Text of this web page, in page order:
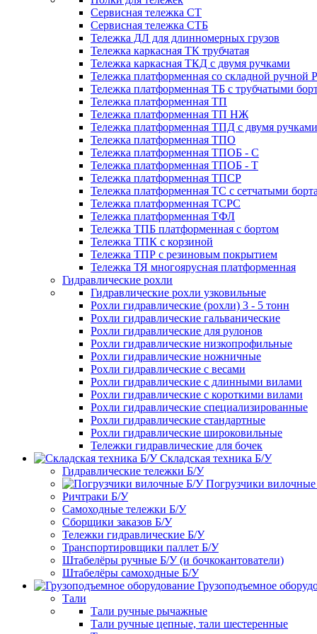
Сервисная тележка СТ
Сервисная тележка СТБ
Тележка ДЛ для длинномерных грузов
Тележка каркасная ТК трубчатая
Тележка каркасная ТКД с двумя ручками
Тележка платформенная со складной ручной
Тележка платформенная ТБ с трубчатыми
Тележка платформенная ТП
Тележка платформенная ТП НЖ
Тележка платформенная ТПД с двумя ручками
Тележка платформенная ТПО
Тележка платформенная ТПОБ - С
Тележка платформенная ТПОБ - Т
Тележка платформенная ТПСР
Тележка платформенная ТС с сетчатыми
Тележка платформенная ТСРС
Тележка платформенная ТФЛ
Тележка ТПБ платформенная с бортом
Тележка ТПК с корзиной
Тележка ТПР с резиновым покрытием
Тележка ТЯ многоярусная платформенная
Гидравлические рохли
Гидравлические рохли узковильные
Рохли гидравлические (рохли) 3 - 5 тонн
Рохли гидравлические гальванические
Рохли гидравлические для рулонов
Рохли гидравлические низкопрофильные
Рохли гидравлические ножничные
Рохли гидравлические с весами
Рохли гидравлические с длинными вилами
Рохли гидравлические с короткими вилами
Рохли гидравлические специализированные
Рохли гидравлические стандартные
Рохли гидравлические широковильные
Тележки гидравлические для бочек
Складская техника Б/У
Гидравлические тележки Б/У
Погрузчики
Ричтраки Б/У
Самоходные тележки Б/У
Сборщики заказов Б/У
Тележки гидравлические Б/У
Транспортировщики паллет Б/У
Штабелёры ручные Б/У (и бочкокантователи)
Штабелёры самоходные Б/У
Грузоподъемное
Тали
Тали ручные рычажные
Тали ручные цепные, тали шестеренные